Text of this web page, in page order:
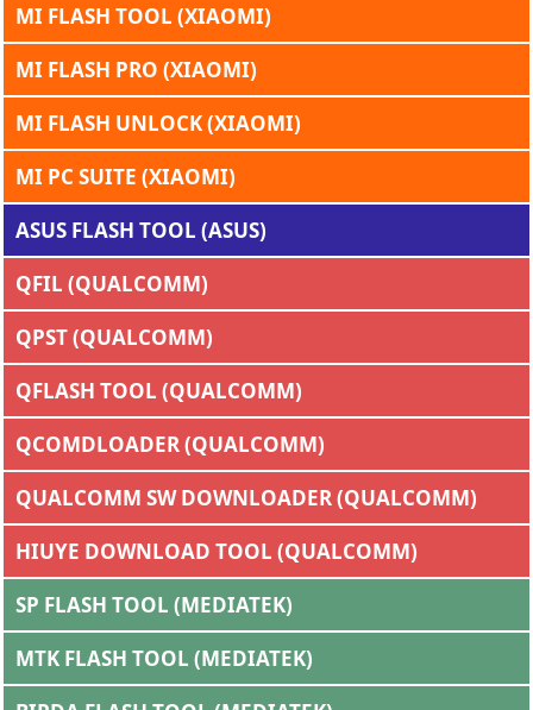
MI FLASH TOOL (XIAOMI)
MI FLASH PRO (XIAOMI)
MI FLASH UNLOCK (XIAOMI)
MI PC SUITE (XIAOMI)
ASUS FLASH TOOL (ASUS)
QFIL (QUALCOMM)
QPST (QUALCOMM)
QFLASH TOOL (QUALCOMM)
QCOMDLOADER (QUALCOMM)
QUALCOMM SW DOWNLOADER (QUALCOMM)
HIUYE DOWNLOAD TOOL (QUALCOMM)
SP FLASH TOOL (MEDIATEK)
MTK FLASH TOOL (MEDIATEK)